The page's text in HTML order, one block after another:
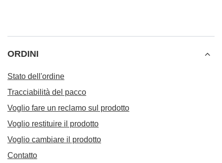
ORDINI
Stato dell'ordine
Tracciabilità del pacco
Voglio fare un reclamo sul prodotto
Voglio restituire il prodotto
Voglio cambiare il prodotto
Contatto